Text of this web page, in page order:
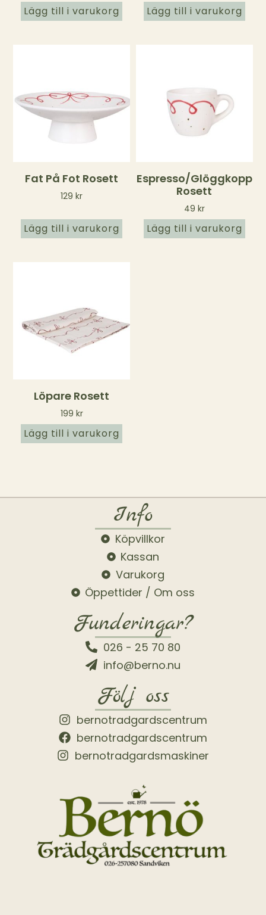
Lägg till i varukorg Lägg till i varukorg
Fat På Fot Rosett
129kr
Lägg till i varukorg
Espresso/glöggkopp
Rosett
49 kr
Lägg till i varukorg
Löpare Rosett
199 kr
Lägg till i varukorg
Info
Köpvillkor
Kassan
Varukorg
Öppettider / Om oss
Funderingar?
026 - 25 70 80
info@berno.nu
Följ oss
bernotradgardscentrum
bernotradgardscentrum
bernotradgardsmaskiner